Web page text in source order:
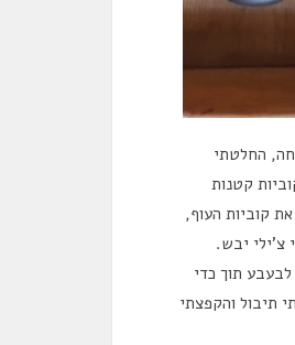
החלטתי
קטנות
קוביות העוף,
יבש.
לבעבע תוך כדי
תיבול והקפצתי